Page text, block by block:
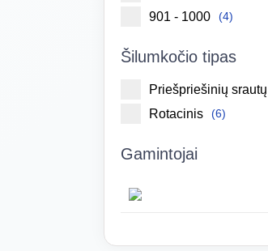
901 - 1000 (4)
Šilumkočio tipas
Priešpriešinių srautų
Rotacinis (6)
Gamintojai